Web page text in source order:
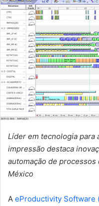
mail
Líder em tecnologia para
impressão destaca
automação de
México
A eProductivity Software